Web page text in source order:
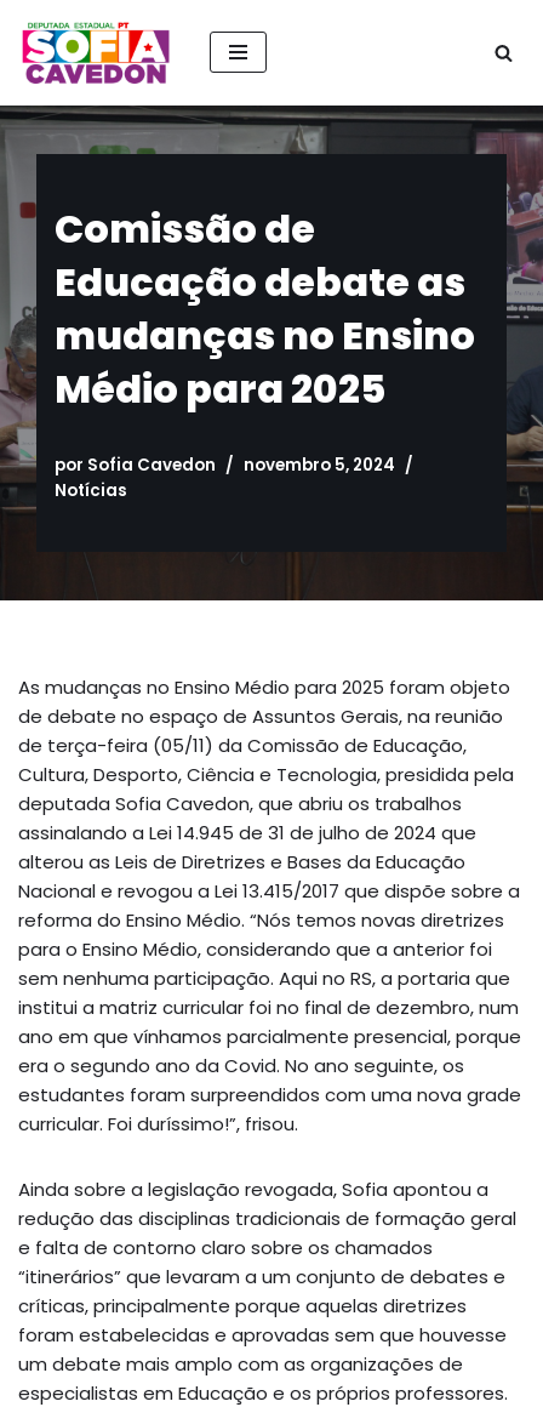
Pular
o
conteúdo
Comissão de
Educação debate as
mudanças no Ensino
Médio para 2025
por Sofia Cavedon
novembro 5, 2024
Notícias
As mudanças no Ensino Médio para 2025 foram objeto
de debate no espaço de Assuntos Gerais, na reunião
de terça-feira (05/11) da Comissão de Educação,
Cultura, Desporto, Ciência e Tecnologia, presidida pela
deputada Sofia Cavedon, que abriu os trabalhos
assinalando a Lei 14.945 de 31 de julho de 2024 que
alterou as Leis de Diretrizes e Bases da Educação
Nacional e revogou a Lei 13.415/2017 que dispõe sobre a
reforma do Ensino Médio. “Nós temos novas diretrizes
para o Ensino Médio, considerando que a anterior foi
sem nenhuma participação. Aqui no RS, a portaria que
institui a matriz curricular foi no final de dezembro, num
ano em que vínhamos parcialmente presencial, porque
era o segundo ano da Covid. No ano seguinte, os
estudantes foram surpreendidos com uma nova grade
curricular. Foi duríssimo!”, frisou.
Ainda sobre a legislação revogada, Sofia apontou a
redução das disciplinas tradicionais de formação geral
e falta de contorno claro sobre os chamados
“itinerários” que levaram a um conjunto de debates e
críticas, principalmente porque aquelas diretrizes
foram estabelecidas e aprovadas sem que houvesse
um debate mais amplo com as organizações de
especialistas em Educação e os próprios professores.